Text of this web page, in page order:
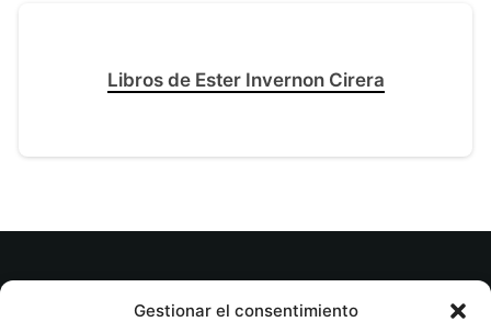
Gestionar el consentimiento
Libros de Ester Invernon Cirera
© tuslibrosvip.com · Todos los derechos